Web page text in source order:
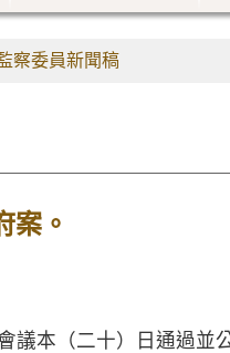
察委員新聞稿
案。
議本（二十）日通過並